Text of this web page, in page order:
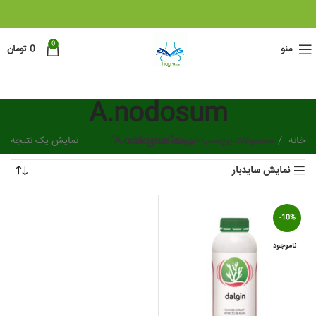
منو 0
0 تومان
A.nodosum
دسته بندی ها خانه محصولات برچسب خورده “A.nodosum”
نمایش یک نتیجه
نمایش سایدبار
-10%
ناموجود